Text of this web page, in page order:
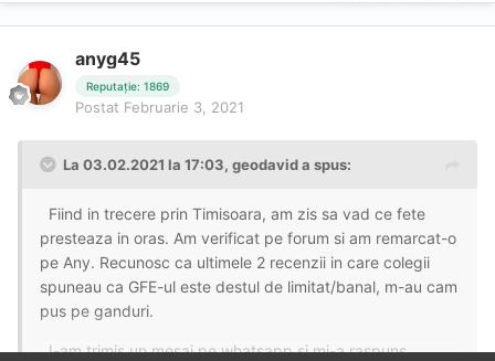
anyg45
Reputație: 1869
Postat Februarie 3, 2021
La 03.02.2021 la 17:03, geodavida spus:
Fiind in trecere prin Timisoara, am zis sa vad ce fete
presteaza in oras. Am verificat pe forum si am remarcat-o
pe Any. Recunosc ca ultimele 2 recenzii in care colegii
spuneau ca GFE-ul este destul de limitat/banal, m-au cam
pus pe ganduri.
I-am trimis un mesaj pe whatsapp si mi-a raspuns